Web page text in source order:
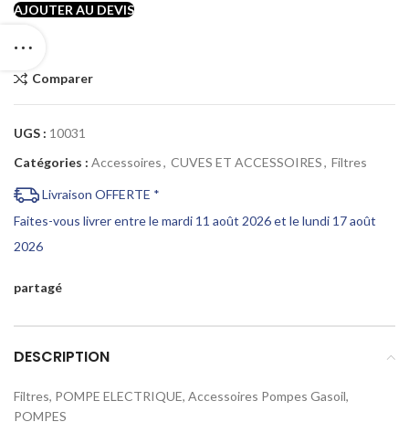
AJOUTER AU DEVIS
Comparer
UGS : 10031
Catégories : Accessoires, CUVES ET ACCESSOIRES, Filtres
Livraison OFFERTE *
Faites-vous livrer entre le mardi 11 août 2026 et le lundi 17 août
2026
partagé
DESCRIPTION
Filtres, POMPE ELECTRIQUE, Accessoires Pompes Gasoil,
POMPES